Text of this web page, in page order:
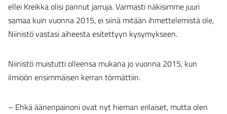
ellei Kreikka olisi pannut jarruja. Varmasti näkisimme juuri
samaa kuin vuonna 2015, ei siinä mitään ihmettelemistä ole,
Niinistö vastasi aiheesta esitettyyn kysymykseen.
Niinistö muistutti olleensa mukana jo vuonna 2015, kun
ilmiöön ensimmäisen kerran törmättiin.
– Ehkä äänenpainoni ovat nyt hieman erilaiset, mutta olen